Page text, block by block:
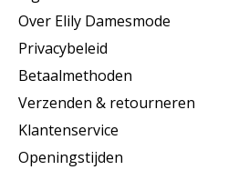
Over Elily Damesmode
Privacybeleid
Betaalmethoden
Verzenden & retourneren
Klantenservice
Openingstijden